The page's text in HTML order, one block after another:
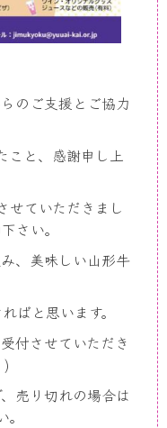
のご支援とご協力
こと、感謝申し上
せていただきまし
さい。
、美味しい山形牛
ばと思います。
付させていただき
売り切れの場合は